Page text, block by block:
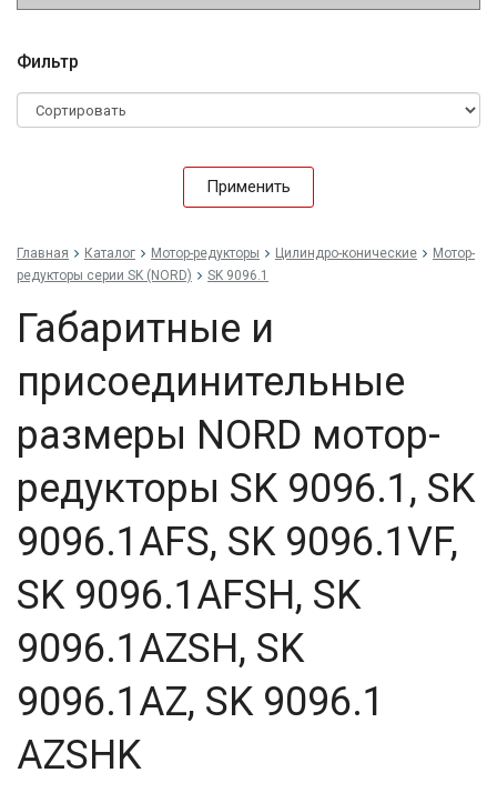
Фильтр
Применить
Главная Каталог Мотор-редукторы Цилиндро-конические
Мотор-
редукторы серии SK (NORD)
SK 9096.1
Габаритные и
присоединительные
размеры NORD мотор-
редукторы SK 9096.1, SK
9096.1AFS, SK 9096.1VF,
SK 9096.1AFSH, SK
9096.1AZSH, SK
9096.1AZ, SK 9096.1
AZSHK